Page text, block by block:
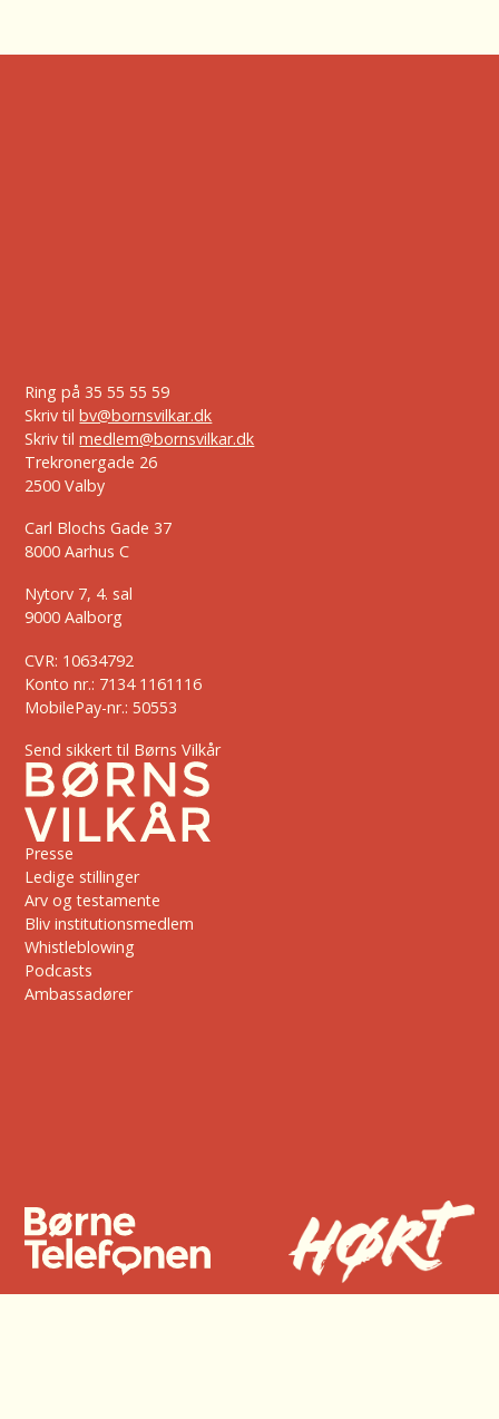
Ring på 35 55 55 59
Skriv tilbv@bornsvilkar.dk
Skriv tilmedlem@bornsvilkar.dk
Trekronergade 26
2500 Valby
Carl Blochs Gade 37
8000 Aarhus C
Nytorv 7, 4. sal
9000 Aalborg
CVR: 10634792
Konto nr.: 7134 1161116
MobilePay-nr.: 50553
Send sikkert til Børns Vilkår
Presse
Ledige stillinger
Arv og testamente
Bliv institutionsmedlem
Whistleblowing
Podcasts
Ambassadører